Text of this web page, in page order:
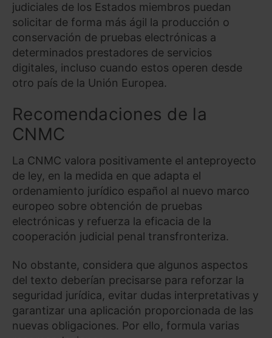
judiciales de los Estados miembros puedan
solicitar de forma más ágil la producción o
conservación de pruebas electrónicas a
determinados prestadores de servicios
digitales, incluso cuando estos operen desde
otro país de la Unión Europea.
Recomendaciones de la
CNMC
La CNMC valora positivamente el anteproyecto
de ley, en la medida en que adapta el
ordenamiento jurídico español al nuevo marco
europeo sobre obtención de pruebas
electrónicas y refuerza la eficacia de la
cooperación judicial penal transfronteriza.
No obstante, considera que algunos aspectos
del texto deberían precisarse para reforzar la
seguridad jurídica, evitar dudas interpretativas y
garantizar una aplicación proporcionada de las
nuevas obligaciones. Por ello, formula varias